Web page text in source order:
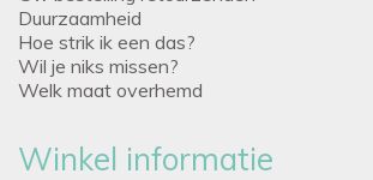
Duurzaamheid
Hoe strik ik een das?
Wil je niks missen?
Welk maat overhemd
Winkel informatie